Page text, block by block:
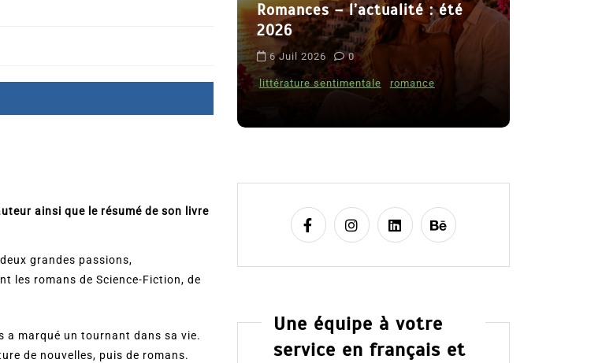
ainsi que le résumé de son livre
grandes passions,
les romans de Science-Fiction, de
a marqué un tournant dans sa vie.
de nouvelles, puis de romans.
Romances – l’actualité : été
2026
6 Juil 2026 0
littérature sentimentale romance
Une équipe à votre
service en français et